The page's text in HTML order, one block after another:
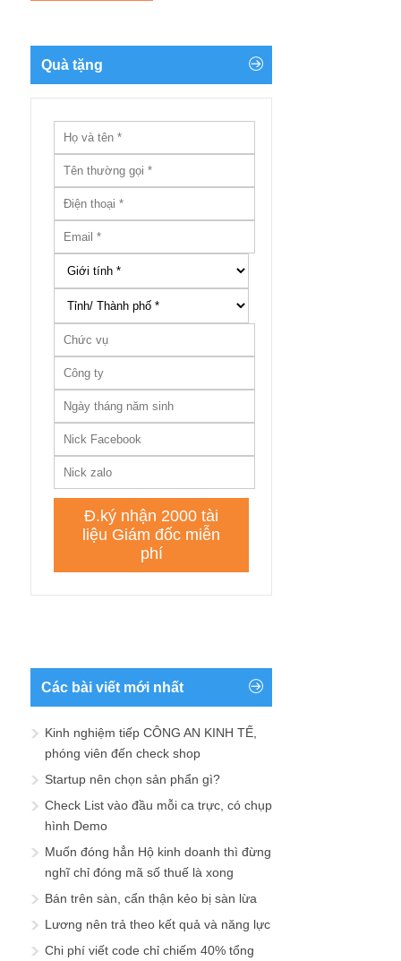
Quà tặng
Các bài viết mới nhất
Kinh nghiệm tiếp CÔNG AN KINH TẾ,
phóng viên đến check shop
Startup nên chọn sản phẩn gì?
Check List vào đầu mỗi ca trực, có chụp
hình Demo
Muốn đóng hẳn Hộ kinh doanh thì đừng
nghĩ chỉ đóng mã số thuế là xong
Bán trên sàn, cẩn thận kẻo bị sàn lừa
Lương nên trả theo kết quả và năng lực
Chi phí viết code chỉ chiếm 40% tổng